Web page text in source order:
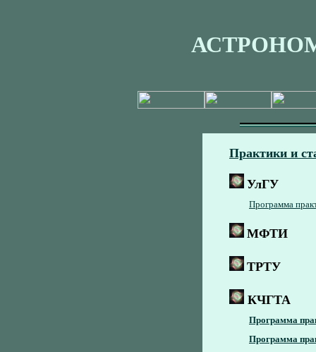
Практики и
УлГУ
Программа
МФТИ
ТРТУ
КЧГТА
Программа
Программа